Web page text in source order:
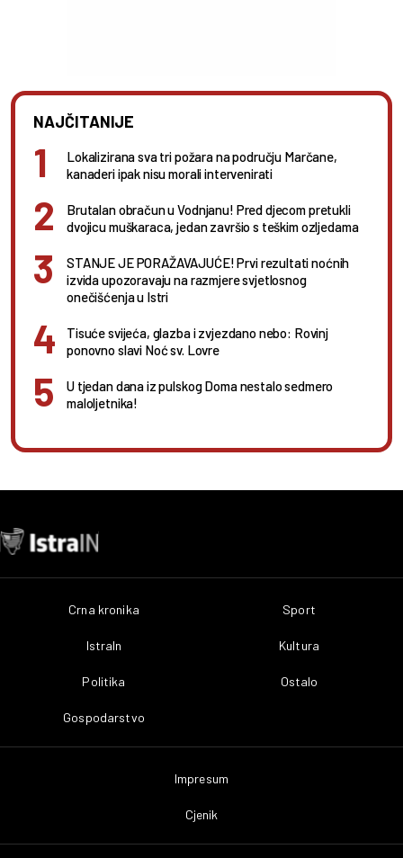
NAJČITANIJE
Lokalizirana sva tri požara na području Marčane,
kanaderi ipak nisu morali intervenirati
Brutalan obračun u Vodnjanu! Pred djecom pretukli
dvojicu muškaraca, jedan završio s teškim ozljedama
STANJE JE PORAŽAVAJUĆE! Prvi rezultati noćnih
izvida upozoravaju na razmjere svjetlosnog
onečišćenja u Istri
Tisuće svijeća, glazba i zvjezdano nebo: Rovinj
ponovno slavi Noć sv. Lovre
U tjedan dana iz pulskog Doma nestalo sedmero
maloljetnika!
Crna kronika
IstraIn
Politika
Gospodarstvo
Sport
Kultura
Ostalo
Impresum
Cjenik